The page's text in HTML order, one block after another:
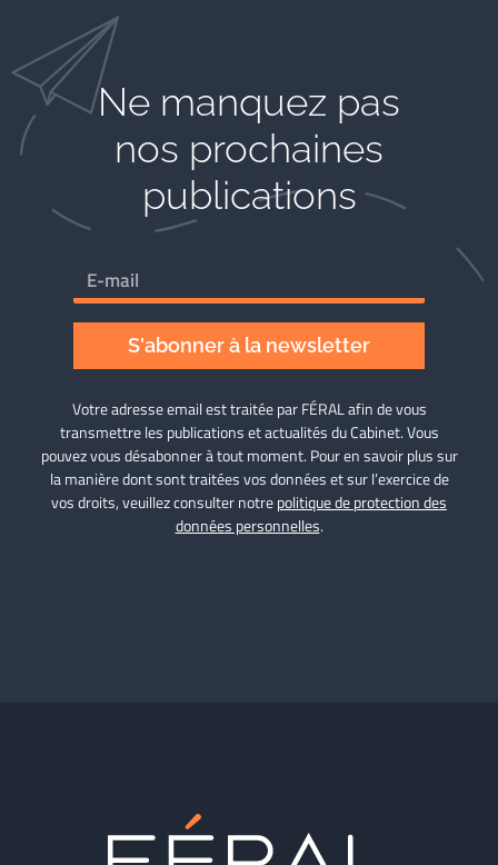
Ne manquez pas
nos prochaines
publications
S'abonner à la newsletter
Votre adresse email est traitée par FÉRAL afin de vous
transmettre les publications et actualités du Cabinet. Vous
pouvez vous désabonner à tout moment. Pour en savoir plus sur
la manière dont sont traitées vos données et sur l’exercice de
vos droits, veuillez consulter notrepolitique de protection des
données personnelles.